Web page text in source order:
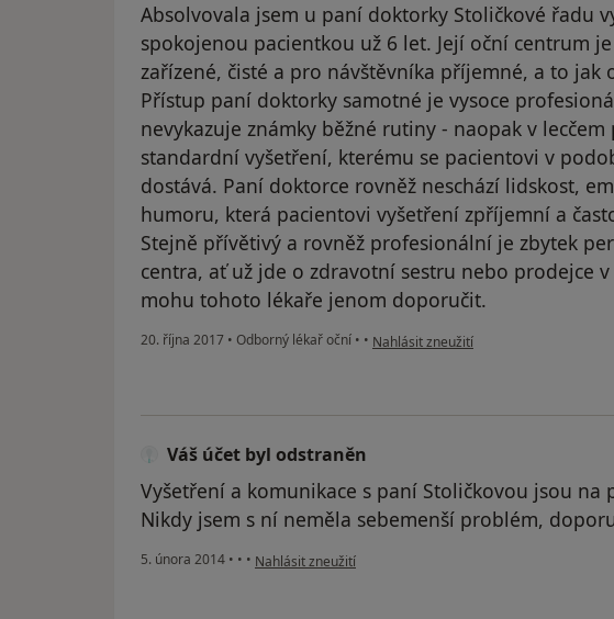
Absolvovala jsem u paní doktorky Stoličkové řadu
spokojenou pacientkou už 6 let. Její oční centrum
zařízené, čisté a pro návštěvníka příjemné, a to jak
Přístup paní doktorky samotné je vysoce
nevykazuje známky běžné rutiny - naopak v lecčem
standardní vyšetření, kterému se pacientovi v
dostává. Paní doktorce rovněž neschází lidskost,
humoru, která pacientovi vyšetření zpříjemní a
Stejně přívětivý a rovněž profesionální je zbytek
centra, ať už jde o zdravotní sestru nebo prodejce v
mohu tohoto lékaře jenom doporučit.
20. října 2017 • Odborný lékař oční • • podle názoru uživatele Váš účet byl
Nahlásit zneužití
Váš účet byl odstraněn
Vyšetření a komunikace s paní Stoličkovou jsou
Nikdy jsem s ní neměla sebemenší problém,
5. února 2014 • • • podle názoru uživatele Váš účet byl odstraněn
Nahlásit zneužití